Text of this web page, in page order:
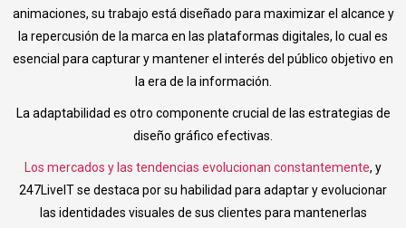
animaciones, su trabajo está diseñado para maximizar el alcance y
la repercusión de la marca en las plataformas digitales, lo cual es
esencial para capturar y mantener el interés del público objetivo en
la era de la información.
La adaptabilidad es otro componente crucial de las estrategias de
diseño gráfico efectivas.
Los mercados y las tendencias evolucionan constantemente, y
247LiveIT se destaca por su habilidad para adaptar y evolucionar
las identidades visuales de sus clientes para mantenerlas